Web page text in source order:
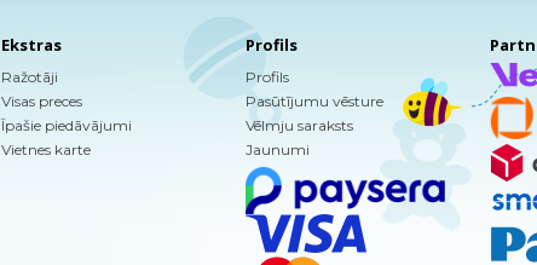
Ekstras
Ražotāji
Visas preces
Īpašie piedāvājumi
Vietnes karte
Profils
Profils
Pasūtījumu vēsture
Vēlmju saraksts
Jaunumi